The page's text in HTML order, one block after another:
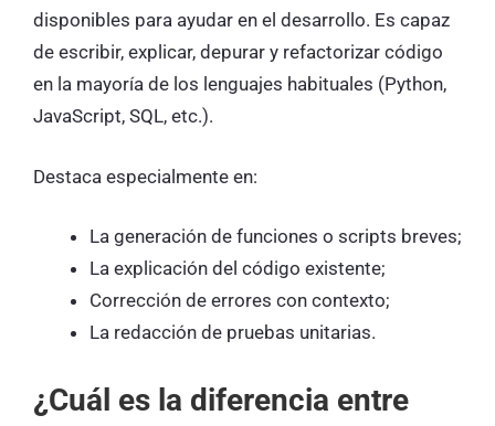
disponibles para ayudar en el desarrollo. Es capaz
de escribir, explicar, depurar y refactorizar código
en la mayoría de los lenguajes habituales (Python,
JavaScript, SQL, etc.).
Destaca especialmente en:
La generación de funciones o scripts breves;
La explicación del código existente;
Corrección de errores con contexto;
La redacción de pruebas unitarias.
¿Cuál es la diferencia entre